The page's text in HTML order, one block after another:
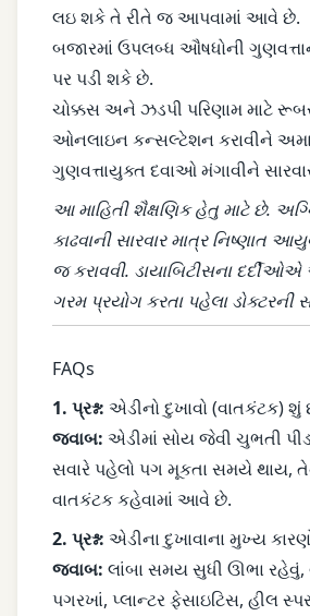
લઇ શકે તે રીતે જ આપવામાં આવે છે.
બજારમાં ઉપલબ્ધ ઔષધોની
પર પડી શકે છે.
ચોક્કસ અને ઝડપી પરિણામ માટે
ઓનલાઇન કન્સલ્ટેશન કરાવીને
ગુણવત્તાયુક્ત દવાઓ મંગાવીને
આ માહિતી શૈક્ષણિક હેતુ માટે છે.
કાઢવાની સારવાર માત્ર નિષ્ણાત
જ કરાવવી. ડાયાબિટીસના
ગરમ પ્રયોગ કરતા પહેલા ડોક્ટરની
FAQs
1. પ્રશ્ન: એડીનો દુખાવો (વાતકંટક) શું
જવાબ: એડીમાં સોય જેવી ચુભતી
સવારે પહેલો પગ મૂકતા સમયે થાય,
વાતકંટક કહેવામાં આવે છે.
2. પ્રશ્ન: એડીના દુખાવાના મુખ્ય
જવાબ: લાંબા સમય સુધી ઊભા રહેવું,
પગરખાં, પ્લાન્ટર ફેસાઇટિસ, હીલ